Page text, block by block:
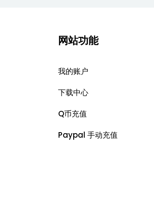
网站功能
我的账户
下载中心
Q币充值
Paypal 手动充值